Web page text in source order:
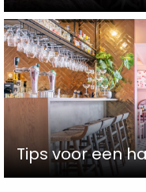
Tips voor een